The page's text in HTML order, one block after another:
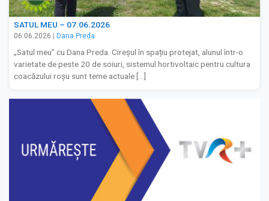
SATUL MEU – 07.06.2026
06.06.2026 Dana Preda
„Satul meu” cu Dana Preda. Cireșul în spațiu protejat, alunul într-o
varietate de peste 20 de soiuri, sistemul hortivoltaic pentru cultura
coacăzului roșu sunt teme actuale […]